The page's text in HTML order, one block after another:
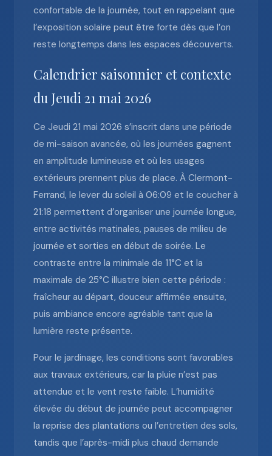
confortable de la journée, tout en rappelant que
l’exposition solaire peut être forte dès que l’on
reste longtemps dans les espaces découverts.
Calendrier saisonnier et contexte
du Jeudi 21 mai 2026
Ce Jeudi 21 mai 2026 s’inscrit dans une période
de mi-saison avancée, où les journées gagnent
en amplitude lumineuse et où les usages
extérieurs prennent plus de place. À Clermont-
Ferrand, le lever du soleil à 06:09 et le coucher à
21:18 permettent d’organiser une journée longue,
entre activités matinales, pauses de milieu de
journée et sorties en début de soirée. Le
contraste entre la minimale de 11°C et la
maximale de 25°C illustre bien cette période :
fraîcheur au départ, douceur affirmée ensuite,
puis ambiance encore agréable tant que la
lumière reste présente.
Pour le jardinage, les conditions sont favorables
aux travaux extérieurs, car la pluie n’est pas
attendue et le vent reste faible. L’humidité
élevée du début de journée peut accompagner
la reprise des plantations ou l’entretien des sols,
tandis que l’après-midi plus chaud demande